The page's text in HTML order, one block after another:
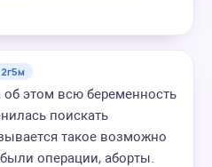
2г5м
этом всю беременность
поискать
такое возможно
операции, аборты.